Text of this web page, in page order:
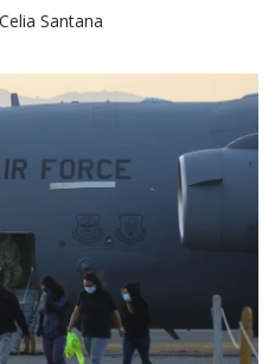
Celia Santana